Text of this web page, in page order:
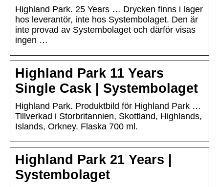
Highland Park. 25 Years … Drycken finns i lager
hos leverantör, inte hos Systembolaget. Den är
inte provad av Systembolaget och därför visas
ingen …
Highland Park 11 Years
Single Cask | Systembolaget
Highland Park. Produktbild för Highland Park …
Tillverkad i Storbritannien, Skottland, Highlands,
Islands, Orkney. Flaska 700 ml.
Highland Park 21 Years |
Systembolaget